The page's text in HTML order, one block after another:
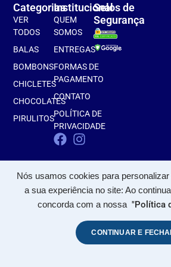
Nós usamos cookies para
a sua experiência no site: Ao
concorda com a nossa "Política
CONTINUAR E
Institucional
QUEM
SOMOS
ENTREGAS
FORMAS DE
PAGAMENTO
CONTATO
POLÍTICA DE
PRIVACIDADE
Categorias
VER
TODOS
BALAS
BOMBONS
CHICLETES
CHOCOLATES
PIRULITOS
Selos de
Segurança